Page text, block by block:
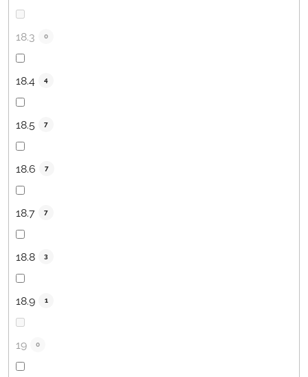
18.3 0
18.4 4
18.5 7
18.6 7
18.7 7
18.8 3
18.9 1
19 0